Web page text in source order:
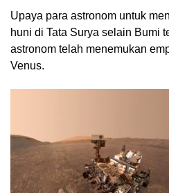
Upaya para astronom untuk
huni di Tata Surya selain Bumi
astronom telah menemukan
Venus.